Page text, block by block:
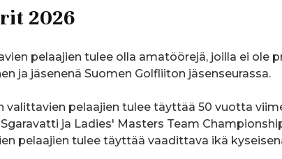
2026
pelaajien tulee olla amatöörejä, joilla ei ole
ja jäsenenä Suomen Golfliiton jäsenseurassa.
valittavien pelaajien tulee täyttää 50 vuotta
ja Ladies' Masters Team
pelaajien tulee täyttää vaadittava ikä